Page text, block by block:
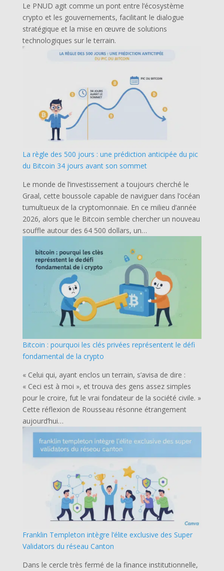
Le PNUD agit comme un pont entre l’écosystème
crypto et les gouvernements, facilitant le dialogue
stratégique et la mise en œuvre de solutions
technologiques sur le terrain.
La règle des 500 jours : une prédiction anticipée du pic
du Bitcoin 34 jours avant son sommet
Le monde de l’investissement a toujours cherché le
Graal, cette boussole capable de naviguer dans l’océan
tumultueux de la cryptomonnaie. En ce milieu d’année
2026, alors que le Bitcoin semble chercher un nouveau
souffle autour des 64 500 dollars, un…
Bitcoin : pourquoi les clés privées représentent le défi
fondamental de la crypto
« Celui qui, ayant enclos un terrain, s’avisa de dire :
« Ceci est à moi », et trouva des gens assez simples
pour le croire, fut le vrai fondateur de la société civile. »
Cette réflexion de Rousseau résonne étrangement
aujourd’hui…
Franklin Templeton intègre l’élite exclusive des Super
Validators du réseau Canton
Dans le cercle très fermé de la finance institutionnelle,